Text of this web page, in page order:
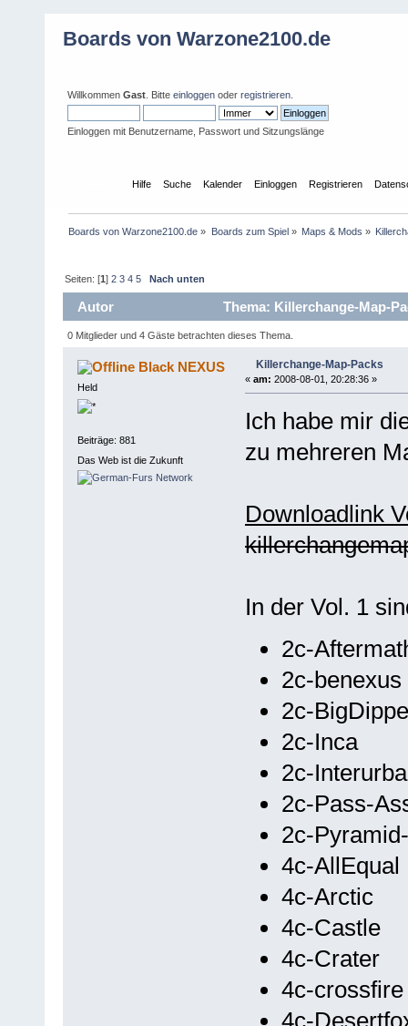
Boards von Warzone2100.de
Willkommen Gast . Bitte einloggen oder registrieren
Einloggen mit Benutzername, Passwort und Sitzungslänge
Hilfe Suche Kalender Einloggen Registrieren
Boards von Warzone2100.de » Boards zum Spiel» Maps & Mods »
Seiten: [1]2 3 4 5 Nach unten
Autor Thema: Killerchange-Map-
0 Mitglieder und 4 Gäste betrachten dieses Thema.
Black NEXUS
Held
Beiträge: 881
Das Web ist die Zukunft
Killerchange-Map-Packs
« am: 2008-08-01, 20:28:36 »
Ich habe mir
zu mehreren
Downloadlink
In der Vol. 1
2c-
2c-benexus
2c-
2c-Inca
2c-
2c-Pass-
2c-
4c-AllEqual
4c-Arctic
4c-Castle
4c-Crater
4c-crossfire